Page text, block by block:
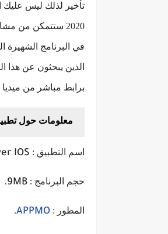
تأخير لذلك ليس عليك
2020 ستتمكن من
في البرنامج الشهيرة
الذين يبحثون عن هذا
برابط مباشر من ميديا
معلومات حول تطبيق
اسم التطبيق : IOS .
حجم البرنامج : 9MB.
المطور : APPMO
.